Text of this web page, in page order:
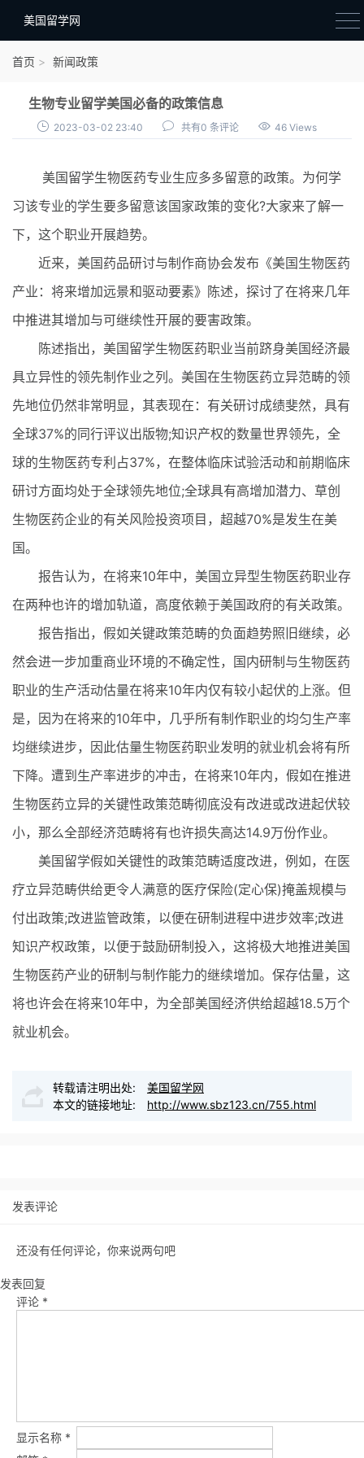
美国留学网
院校选择
材料准备
签证办理
留学生活
首页 新闻政策
生物专业留学美国必备的政策信息
2023-03-02 23:40 共有0 条评论 46 Views
美国留学生物医药专业生应多多留意的政策。为何学
习该专业的学生要多留意该国家政策的变化?大家来了解一
下，这个职业开展趋势。
近来，美国药品研讨与制作商协会发布《美国生物医药
产业：将来增加远景和驱动要素》陈述，探讨了在将来几年
中推进其增加与可继续性开展的要害政策。
陈述指出，美国留学生物医药职业当前跻身美国经济最
具立异性的领先制作业之列。美国在生物医药立异范畴的领
先地位仍然非常明显，其表现在：有关研讨成绩斐然，具有
全球37%的同行评议出版物;知识产权的数量世界领先，全
球的生物医药专利占37%，在整体临床试验活动和前期临床
研讨方面均处于全球领先地位;全球具有高增加潜力、草创
生物医药企业的有关风险投资项目，超越70%是发生在美
国。
报告认为，在将来10年中，美国立异型生物医药职业存
在两种也许的增加轨道，高度依赖于美国政府的有关政策。
报告指出，假如关键政策范畴的负面趋势照旧继续，必
然会进一步加重商业环境的不确定性，国内研制与生物医药
职业的生产活动估量在将来10年内仅有较小起伏的上涨。但
是，因为在将来的10年中，几乎所有制作职业的均匀生产率
均继续进步，因此估量生物医药职业发明的就业机会将有所
下降。遭到生产率进步的冲击，在将来10年内，假如在推进
生物医药立异的关键性政策范畴彻底没有改进或改进起伏较
小，那么全部经济范畴将有也许损失高达14.9万份作业。
美国留学假如关键性的政策范畴适度改进，例如，在医
疗立异范畴供给更令人满意的医疗保险(定心保)掩盖规模与
付出政策;改进监管政策，以便在研制进程中进步效率;改进
知识产权政策，以便于鼓励研制投入，这将极大地推进美国
生物医药产业的研制与制作能力的继续增加。保存估量，这
将也许会在将来10年中，为全部美国经济供给超越18.5万个
就业机会。
转载请注明出处:
美国留学网
本文的链接地址:
http://www.sbz123.cn/755.html
发表评论
还没有任何评论，你来说两句吧
发表回复
评论 *
显示名称 *